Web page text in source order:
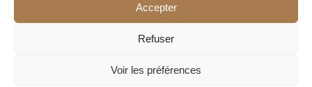
Accepter
Refuser
Voir les préférences